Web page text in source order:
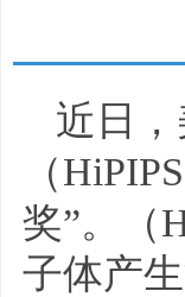
近日
（
奖”。（
子体产